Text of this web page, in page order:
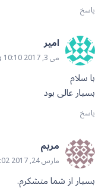
پاسخ
امیر
می 3, 2017 10:10 ق.ظ
با سلام
بسیار عالی بود
پاسخ
مریم
مارس 24, 2017 7:02 ب.ظ
بسیار از شما متشکرم.